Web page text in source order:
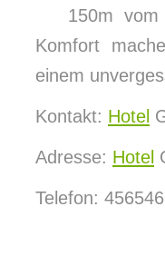
150m
Komfort
einem
Kontakt: Hotel
Adresse: Hotel
Telefon: